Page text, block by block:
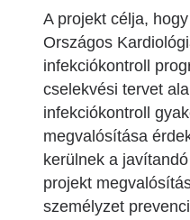
A projekt célja,
Országos
infekciókontroll
cselekvési tervet
infekciókontroll
megvalósítása
kerülnek a
projekt
személyzet